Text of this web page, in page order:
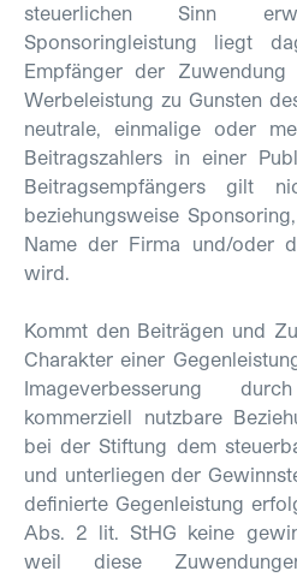
steuerlichen Sinn
Sponsoringleistung liegt
Empfänger der
Werbeleistung zu Gunsten
neutrale, einmalige oder
Beitragszahlers in einer
Beitragsempfängers gilt
beziehungsweise
Name der Firma und/oder
wird.
Kommt den Beiträgen und
Charakter einer
Imageverbesserung
kommerziell nutzbare
bei der Stiftung dem
und unterliegen der
definierte Gegenleistung
Abs. 2 lit. StHG keine
weil diese